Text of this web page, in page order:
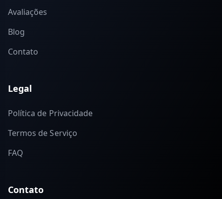
Avaliações
Blog
Contato
Legal
Política de Privacidade
Termos de Serviço
FAQ
Contato